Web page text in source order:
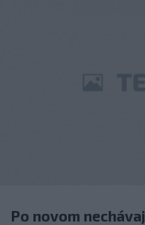
Po novom